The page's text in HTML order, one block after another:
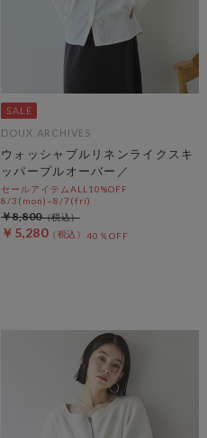
DOUX ARCHIVES
ウォッシャブルリネンライクスキ
ッパープルオーバー／
セールアイテムALL10%OFF
8/3(mon)~8/7(fri)
￥5,280 40％OFF
￥8,800